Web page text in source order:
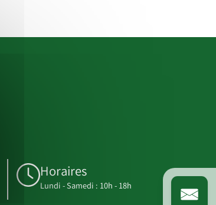
Horaires
Lundi - Samedi : 10h - 18h